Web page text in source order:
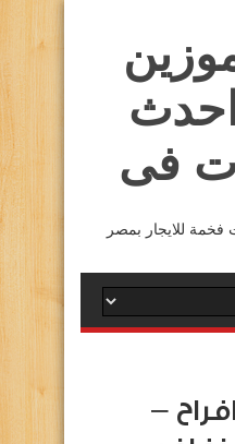
احدث
فى
فخمة للايجار بمصر
–